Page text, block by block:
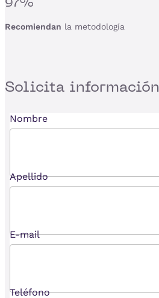
Recomiendan la metodología
Solicita información